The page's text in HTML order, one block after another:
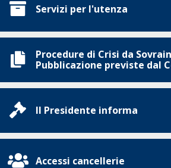
Servizi per l'utenza
Procedure di Crisi da
Pubblicazione previste dal
Il Presidente informa
Accessi cancellerie